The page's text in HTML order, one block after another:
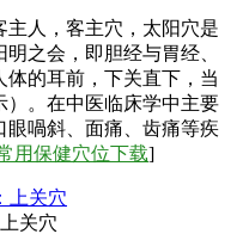
人，客主穴，太阳穴是
之会，即胆经与胃经、
的耳前，下关直下，当
）。在中医临床学中主要
眼喎斜、面痛、齿痛等疾
用保健穴位下载]
关穴